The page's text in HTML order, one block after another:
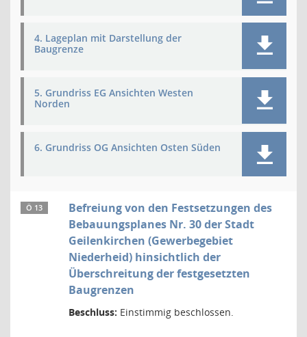
4. Lageplan mit Darstellung der
Baugrenze
5. Grundriss EG Ansichten Westen
Norden
6. Grundriss OG Ansichten Osten Süden
Ö 13
Befreiung von den Festsetzungen des
Bebauungsplanes Nr. 30 der Stadt
Geilenkirchen (Gewerbegebiet
Niederheid) hinsichtlich der
Überschreitung der festgesetzten
Baugrenzen
Beschluss: Einstimmig beschlossen.